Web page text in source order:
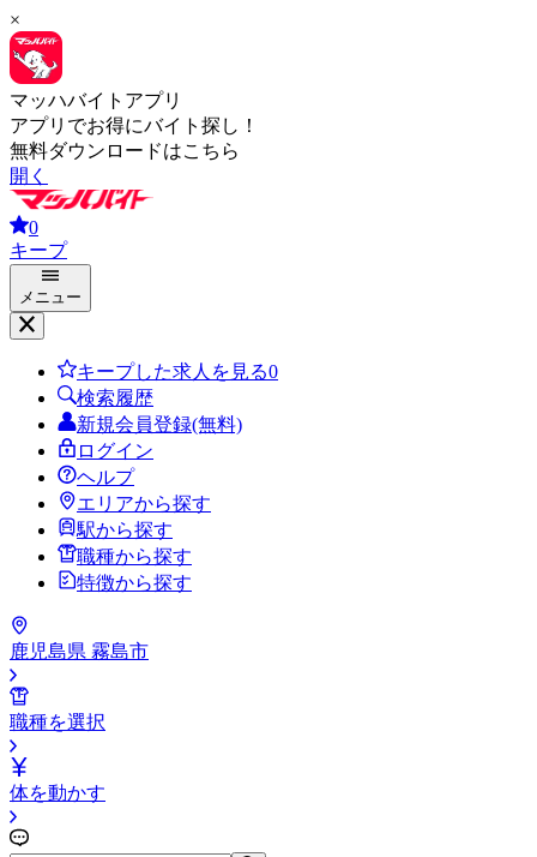
×
マッハバイトアプリ
アプリでお得にバイト探し！
無料ダウンロードはこちら
開く
0
キープ
メニュー
キープした求人を見る0
検索履歴
新規会員登録(無料)
ログイン
ヘルプ
エリアから探す
駅から探す
職種から探す
特徴から探す
鹿児島県 霧島市
職種を選択
体を動かす